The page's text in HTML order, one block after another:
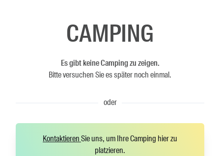
CAMPING
Es gibt keine Camping zu zeigen.
Bitte versuchen Sie es später noch einmal.
oder
KontaktierenSie uns, um Ihre Camping hier zu
platzieren.